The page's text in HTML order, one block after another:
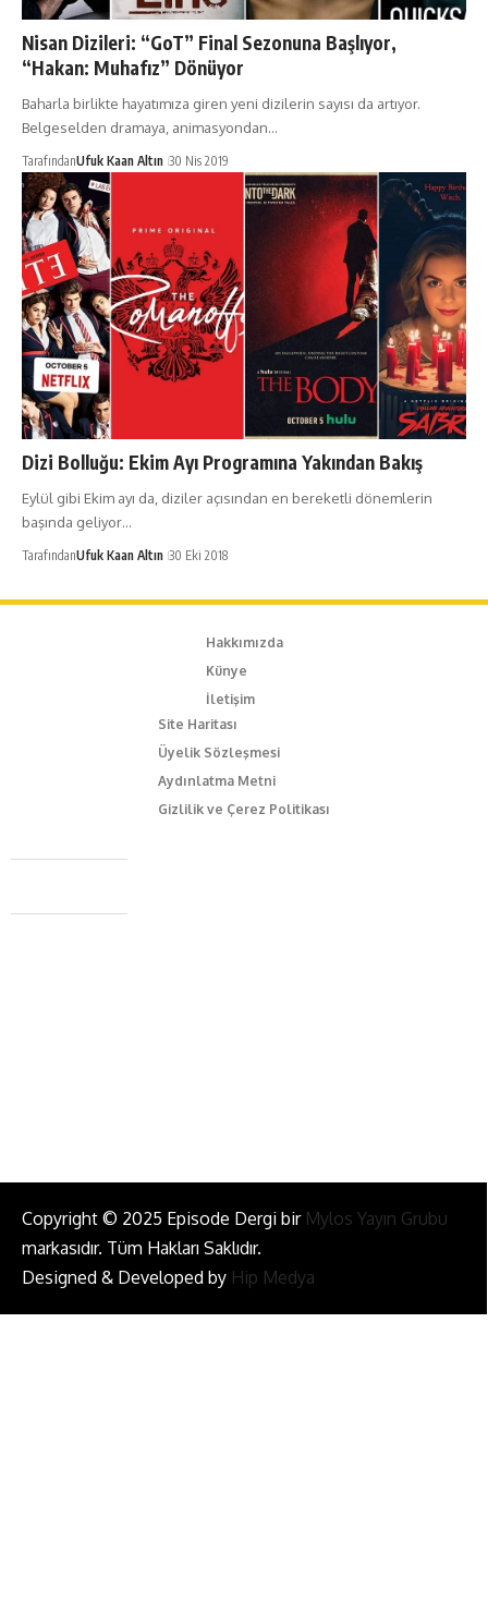
Nisan Dizileri: “GoT” Final Sezonuna Başlıyor,
“Hakan: Muhafız” Dönüyor
Baharla birlikte hayatımıza giren yeni dizilerin sayısı da artıyor.
Belgeselden dramaya, animasyondan…
TarafındanUfuk Kaan Altın 30 Nis 2019
Dizi Bolluğu: Ekim Ayı Programına Yakından Bakış
Eylül gibi Ekim ayı da, diziler açısından en bereketli dönemlerin
başında geliyor…
TarafındanUfuk Kaan Altın 30 Eki 2018
Hakkımızda
Künye
İletişim
Site Haritası
Üyelik Sözleşmesi
Aydınlatma Metni
Gizlilik ve Çerez Politikası
Caferağa Mah. Dr. Şakir Paşa Sok. No3/A Kadıköy İstanbul
+90 543 345 46 00
Copyright © 2025 Episode Dergi bir Mylos Yayın Grubu
markasıdır. Tüm Hakları Saklıdır.
Designed & Developed by Hip Medya